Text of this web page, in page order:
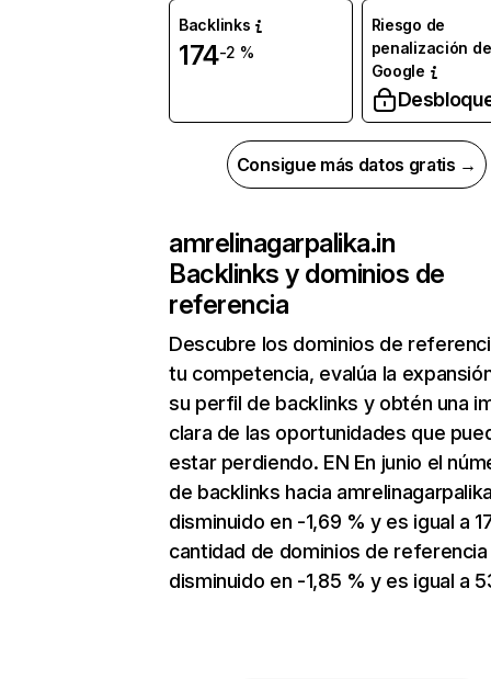
Backlinks
174-2 %
Riesgo de
penalización de
Google
Consigue más datos gratis →
amrelinagarpalika.in
Backlinks y dominios de
referencia
Descubre los dominios de
tu competencia, evalúa la
su perfil de backlinks y obtén una
clara de las oportunidades que
estar perdiendo. EN En junio el
de backlinks hacia
disminuido en -1,69 % y es igual a
cantidad de dominios de referencia
disminuido en -1,85 % y es igual a